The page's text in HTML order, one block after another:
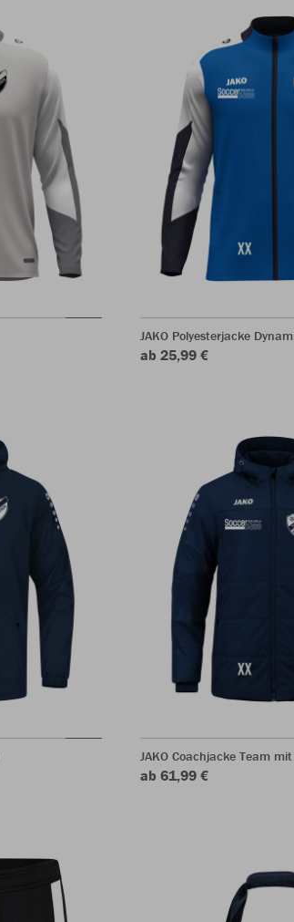
JAKO Polyesterjacke
ab 25,99 €
JAKO Coachjacke Team
ab 61,99 €